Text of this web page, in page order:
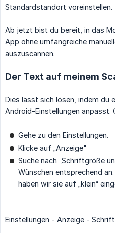
Standardstandort voreinstellen.
Ab jetzt bist du bereit, in das
App ohne umfangreiche
auszuscannen.
Der Text auf meinem
Dies lässt sich lösen, indem du
Android-Einstellungen anpasst.
Gehe zu den Einstellungen.
Klicke auf „Anzeige"
Suche nach „Schriftgröße
Wünschen entsprechend
haben wir sie auf „klein“
Einstellungen - Anzeige -